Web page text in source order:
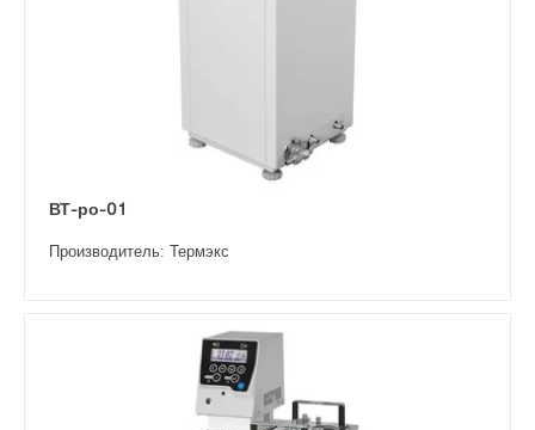
ВТ-ро-01
Производитель: Термэкс